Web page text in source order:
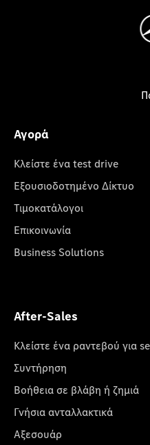
Αγορά
Κλείστε ένα test drive
Εξουσιοδοτημένο Δίκτυο
Τιμοκατάλογοι
Επικοινωνία
Business Solutions
After-Sales
Κλείστε ένα ραντεβού για
Συντήρηση
Βοήθεια σε βλάβη ή ζημιά
Γνήσια ανταλλακτικά
Αξεσουάρ